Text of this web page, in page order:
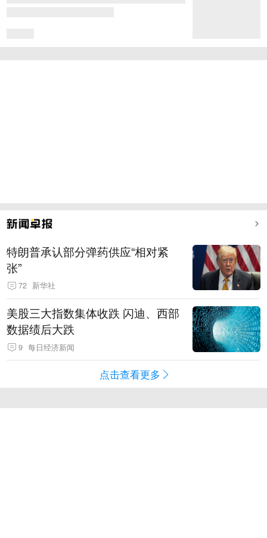
特朗普承认部分弹药供应“相对紧
张”
72 新华社
美股三大指数集体收跌 闪迪、西部
数据绩后大跌
9 每日经济新闻
点击查看更多